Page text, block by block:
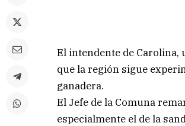
El intendente de Carolina,
que la región sigue
ganadera.
El Jefe de la Comuna
especialmente el de la